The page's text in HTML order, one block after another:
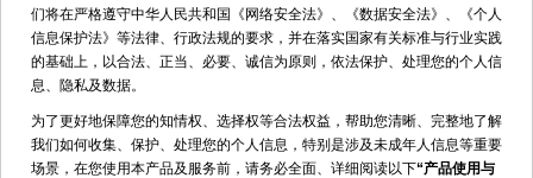
安装使用时，电脑弹出错误信息窗口
文档代码：CHN-FP2606-3 更新于 2026年6月25日
更改网络打印机ip地址端口（适用于 Windows11）
文档代码：CHN-FP2604-10 更新于 2026年5月8日
们将在严格遵守中华人民共和国《网络安全法》、《数据安全法》、《个人
信息保护法》等法律、行政法规的要求，并在落实国家有关标准与行业实践
的基础上，以合法、正当、必要、诚信为原则，依法保护、处理您的个人信
息、隐私及数据。
为了更好地保障您的知情权、选择权等合法权益，帮助您清晰、完整地了解
我们如何收集、保护、处理您的个人信息，特别是涉及未成年人信息等重要
场景，在您使用本产品及服务前，请务必全面、详细阅读以下“产品使用与